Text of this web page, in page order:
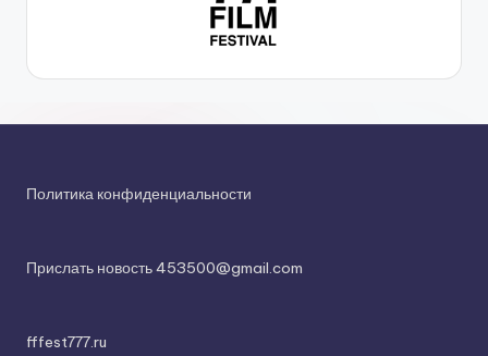
Политика конфиденциальности
Прислать новость 453500@gmail.com
fffest777.ru